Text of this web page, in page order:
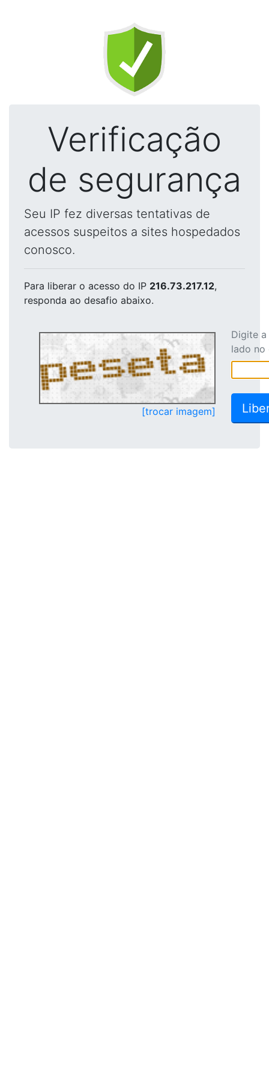
Verificação
de segurança
Seu IP fez diversas tentativas de
acessos suspeitos a sites hospedados
conosco.
Para liberar o acesso do IP 216.73.217.12,
responda ao desafio abaixo.
[trocar imagem]
Digite
lado no